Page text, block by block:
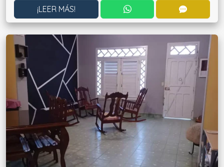
¡LEER MÁS! CONTACTAR POR